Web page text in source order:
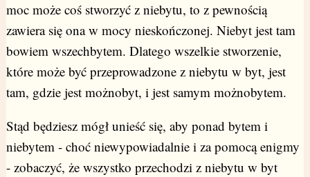
moc może coś stworzyć z niebytu, to z pewnością
zawiera się ona w mocy nieskończonej. Niebyt jest tam
bowiem wszechbytem. Dlatego wszelkie stworzenie,
które może być przeprowadzone z niebytu w byt, jest
tam, gdzie jest możnobyt, i jest samym możnobytem.
Stąd będziesz mógł unieść się, aby ponad bytem i
niebytem - choć niewypowiadalnie i za pomocą enigmy
- zobaczyć, że wszystko przechodzi z niebytu w byt